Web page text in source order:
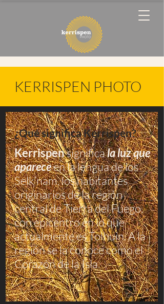
KERRISPEN PHOTO
Kerrispensignificala luz que
apareceen la lengua de los
Selk’nam, los habitantes
originarios de la región
central de Tierra del Fuego,
con epicentro en lo que
actualmente es Tolhuin. A la
región se la conoce como el
Corazón de la Isla.
¿Qué significa Kerrispen?